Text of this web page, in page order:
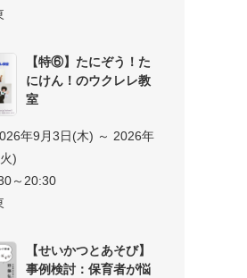
【特⑥】たにぞう！た
にけん！のウクレレ教
室
年9月3日(木) ～ 2026年
)
～20:30
【せいかつとあそび】
事例検討：保育者が悩